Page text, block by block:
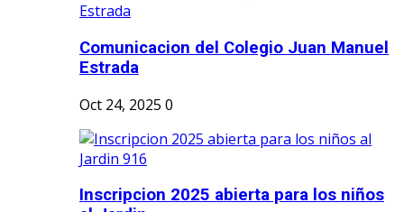
Comunicacion del Colegio Juan Manuel
Estrada
Oct 24, 2025 0
Inscripcion 2025 abierta para los niños